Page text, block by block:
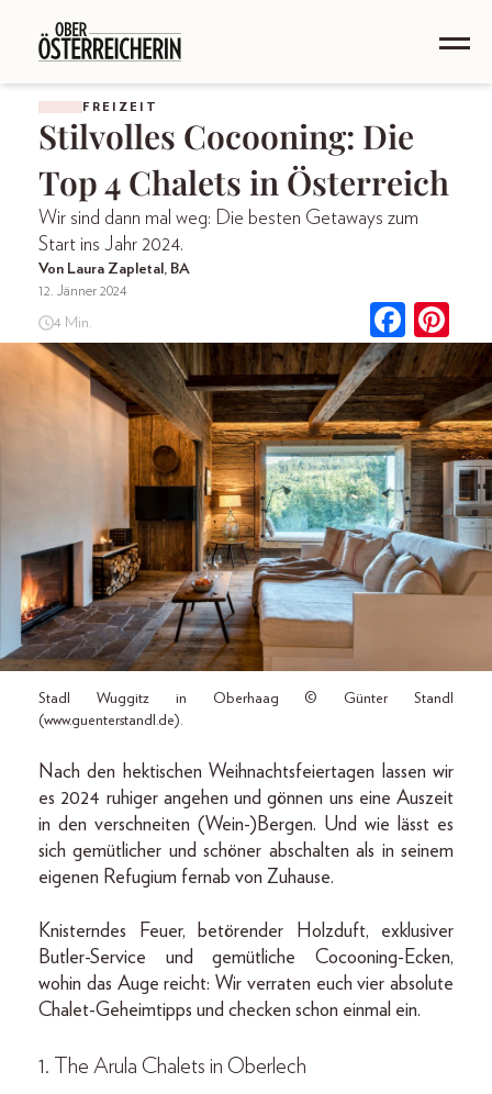
FREIZEIT
Stilvolles Cocooning: Die
Top 4 Chalets in Österreich
Wir sind dann mal weg: Die besten Getaways zum
Start ins Jahr 2024.
Von Laura Zapletal, BA
12. Jänner 2024
4 Min.
Stadl Wuggitz in Oberhaag © Günter Standl
(www.guenterstandl.de).
Nach den hektischen Weihnachtsfeiertagen lassen wir
es 2024 ruhiger angehen und gönnen uns eine Auszeit
in den verschneiten (Wein-)Bergen. Und wie lässt es
sich gemütlicher und schöner abschalten als in seinem
eigenen Refugium fernab von Zuhause.
Knisterndes Feuer, betörender Holzduft, exklusiver
Butler-Service und gemütliche Cocooning-Ecken,
wohin das Auge reicht: Wir verraten euch vier absolute
Chalet-Geheimtipps und checken schon einmal ein.
1. The Arula Chalets in Oberlech